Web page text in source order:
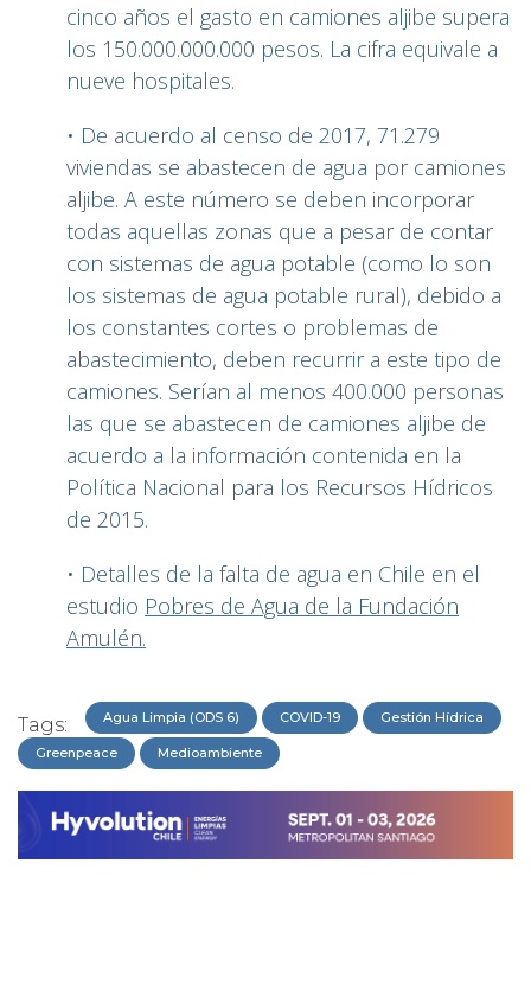
cinco años el gasto en camiones aljibe supera
los 150.000.000.000 pesos. La cifra equivale a
nueve hospitales.
• De acuerdo al censo de 2017, 71.279
viviendas se abastecen de agua por camiones
aljibe. A este número se deben incorporar
todas aquellas zonas que a pesar de contar
con sistemas de agua potable (como lo son
los sistemas de agua potable rural), debido a
los constantes cortes o problemas de
abastecimiento, deben recurrir a este tipo de
camiones. Serían al menos 400.000 personas
las que se abastecen de camiones aljibe de
acuerdo a la información contenida en la
Política Nacional para los Recursos Hídricos
de 2015.
• Detalles de la falta de agua en Chile en el
estudio Pobres de Agua de la Fundación
Amulén.
Tags: Agua Limpia (ODS 6) COVID-19 Gestión Hídrica
Greenpeace Medioambiente